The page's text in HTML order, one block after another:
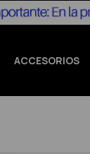
ACCESORIOS